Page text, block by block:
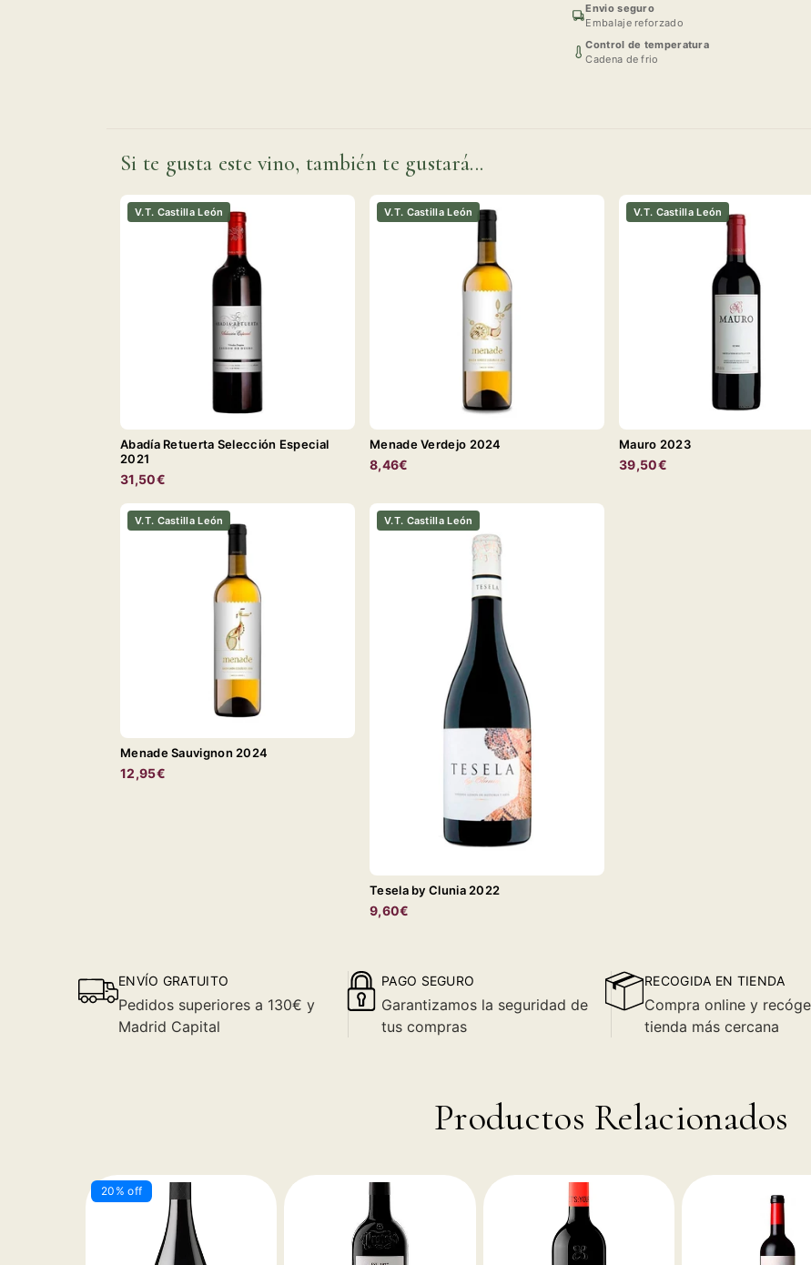
Envio seguro
Embalaje reforzado
Control de temperatura
Cadena de frio
Si te gusta este vino, también te gustará...
V.T. Castilla León
Abadía Retuerta Selección Especial
2021
31,50€
V.T. Castilla León
Menade Verdejo 2024
8,46€
V.T. Castilla León
Mauro 2023
39,50€
V.T. Castilla León
Menade Sauvignon 2024
12,95€
V.T. Castilla León
Tesela by Clunia 2022
9,60€
ENVÍO GRATUITO
Pedidos superiores a 130€ y
Madrid Capital
PAGO SEGURO
Garantizamos la seguridad de
tus compras
RECOGIDA EN TIENDA
Compra online y
tienda más cercana
Productos Relacionados
20% off